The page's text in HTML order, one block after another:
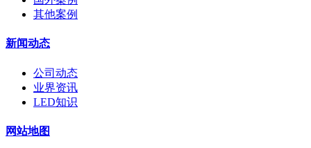
其他案例
新闻动态
公司动态
业界资讯
LED知识
网站地图